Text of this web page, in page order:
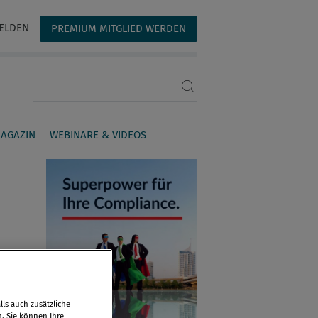
PREMIUM MITGLIED WERDEN
WEBINARE & VIDEOS
auch zusätzliche